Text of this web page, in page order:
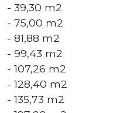
- 39,30 m2
- 75,00 m2
- 81,88 m2
- 99,43 m2
- 107,26 m2
- 128,40 m2
- 135,73 m2